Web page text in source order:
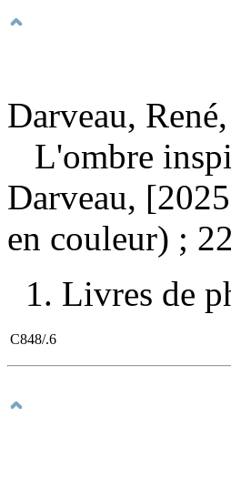
Darveau,
L'ombre
Darveau,
en couleur) ;
1. Livres de
C848/.6